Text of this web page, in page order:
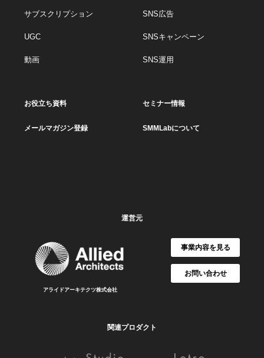
サブスクリプション
UGC
動画
SNS広告
SNSキャンペーン
SNS運用
お役立ち資料 セミナー情報
メールマガジン登録 SMMLabについて
運営元
アライドアーキテクツ株式会社
事業内容を見る
お問い合わせ
関連プロダクト